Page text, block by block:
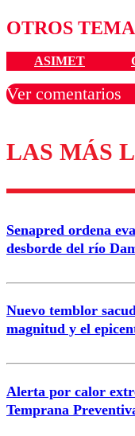
OTROS
ASIMET
Ver comentarios
Los
Correo
LAS MÁS
Senapred ordena
desborde del río
Nuevo temblor
magnitud y el
Alerta por calor
Temprana